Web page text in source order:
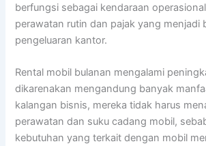
berfungsi sebagai kendaraan
perawatan rutin dan pajak yang menjadi
pengeluaran kantor.
Rental mobil bulanan mengalami
dikarenakan mengandung banyak
kalangan bisnis, mereka tidak harus
perawatan dan suku cadang mobil,
kebutuhan yang terkait dengan mobil